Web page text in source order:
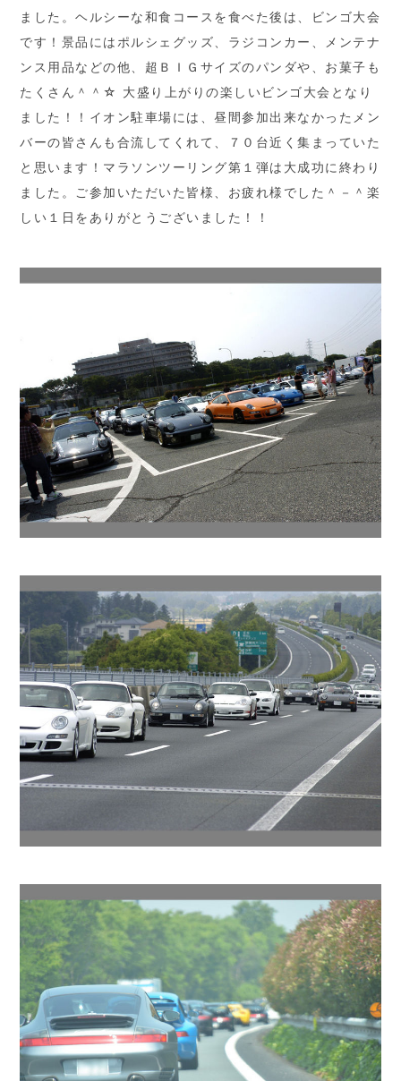
ました。ヘルシーな和食コースを食べた後は、ビンゴ大会
です！景品にはポルシェグッズ、ラジコンカー、メンテナ
ンス用品などの他、超ＢＩＧサイズのパンダや、お菓子も
たくさん＾＾☆ 大盛り上がりの楽しいビンゴ大会となり
ました！！イオン駐車場には、昼間参加出来なかったメン
バーの皆さんも合流してくれて、７０台近く集まっていた
と思います！マラソンツーリング第１弾は大成功に終わり
ました。ご参加いただいた皆様、お疲れ様でした＾－＾楽
しい１日をありがとうございました！！